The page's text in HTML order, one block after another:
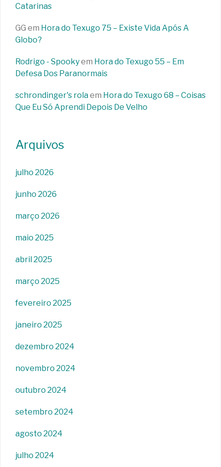
Catarinas
GG em Hora do Texugo 75 – Existe Vida Após A
Globo?
Rodrigo - Spookyem Hora do Texugo 55 – Em
Defesa Dos Paranormais
schrondinger's rolaem Hora do Texugo 68 – Coisas
Que Eu Só Aprendi Depois De Velho
Arquivos
julho 2026
junho 2026
março 2026
maio 2025
abril 2025
março 2025
fevereiro 2025
janeiro 2025
dezembro 2024
novembro 2024
outubro 2024
setembro 2024
agosto 2024
julho 2024